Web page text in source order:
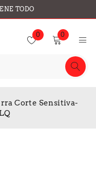
TODO
0 0
Corte Sensitiva-